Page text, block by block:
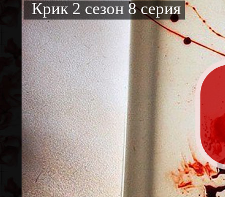
Крик 2 сезон 8 серия